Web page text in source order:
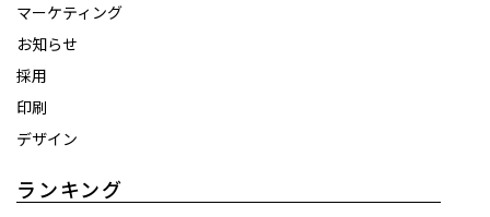
マーケティング
お知らせ
採用
印刷
デザイン
ランキング